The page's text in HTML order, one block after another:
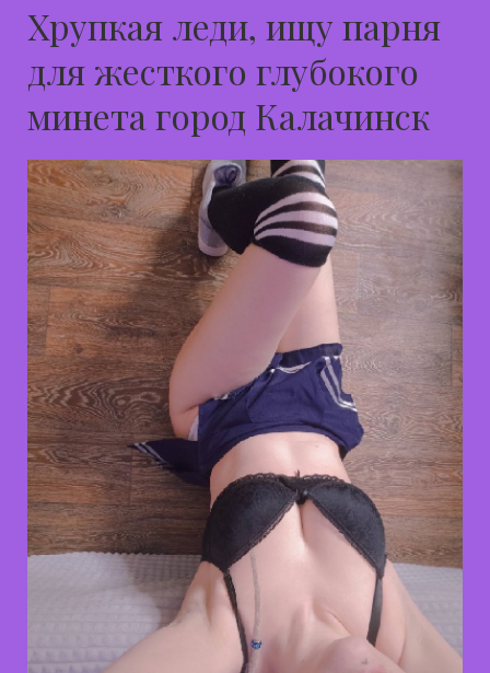
Хрупкая леди, ищу парня
для жесткого глубокого
минета город Калачинск